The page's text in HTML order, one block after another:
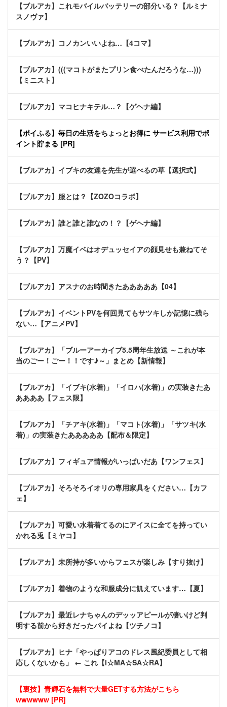
【ブルアカ】これモバイルバッテリーの部分いる？【ルミナ
スノヴァ】
【ブルアカ】コノカンいいよね…【4コマ】
【ブルアカ】(((マコトがまたプリン食べたんだろうな…)))
【ミニスト】
【ブルアカ】マコヒナキテル…？【ゲヘナ編】
【ポイふる】毎日の生活をちょっとお得に サービス利用でポ
イント貯まる [PR]
【ブルアカ】イブキの友達を先生が選べるの草【選択式】
【ブルアカ】服とは？【ZOZOコラボ】
【ブルアカ】誰と誰と誰なの！？【ゲヘナ編】
【ブルアカ】万魔イベはオデュッセイアの顔見せも兼ねてそ
う？【PV】
【ブルアカ】アスナのお時間きたあああああ【04】
【ブルアカ】イベントPVを何回見てもサツキしか記憶に残ら
ない…【アニメPV】
【ブルアカ】「ブルーアーカイブ5.5周年生放送 ～これが本
当のごー！ごー！！です♪～」まとめ【新情報】
【ブルアカ】「イブキ(水着)」「イロハ(水着)」の実装きたあ
ああああ【フェス限】
【ブルアカ】「チアキ(水着)」「マコト(水着)」「サツキ(水
着)」の実装きたあああああ【配布＆限定】
【ブルアカ】フィギュア情報がいっぱいだあ【ワンフェス】
【ブルアカ】そろそろイオリの専用家具をください…【カフ
ェ】
【ブルアカ】可愛い水着着てるのにアイスに全てを持ってい
かれる兎【ミヤコ】
【ブルアカ】未所持が多いからフェスが楽しみ【すり抜け】
【ブルアカ】着物のような和服成分に飢えています…【夏】
【ブルアカ】最近レナちゃんのデッッアピールが凄いけど判
明する前から好きだったパイよね【ツチノコ】
【ブルアカ】ヒナ「やっぱりアコのドレス風紀委員として相
応しくないかも」 ← これ【I☆MA☆SA☆RA】
【裏技】青輝石を無料で大量GETする方法がこちら
wwwwww [PR]